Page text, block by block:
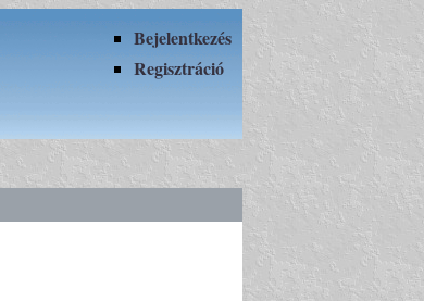
Bejelentkezés
Regisztráció